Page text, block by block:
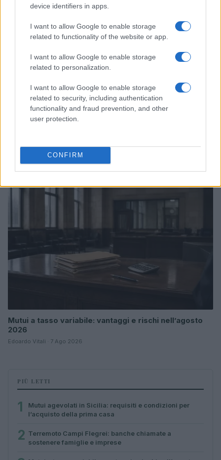
device identifiers in apps.
I want to allow Google to enable storage
related to functionality of the website or app.
I want to allow Google to enable storage
related to personalization.
I want to allow Google to enable storage
related to security, including authentication
functionality and fraud prevention, and other
user protection.
CONFIRM
sostenere famiglie e imprese
Mutui a tasso variabile: vantaggi e rischi nell’agosto
2026
Edoardo Vitali · 7 Ago 2026
PIÙ LETTI
1
Mutui agevolati in Sicilia: requisiti e condizioni per
l’acquisto della prima casa
2 Terremoto Campi Flegrei: banche chiamate a
sostenere famiglie e imprese